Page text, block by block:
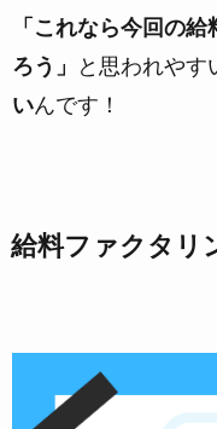
「これなら今回の
ろう」
と思われやす
いんです！
給料ファクタリ